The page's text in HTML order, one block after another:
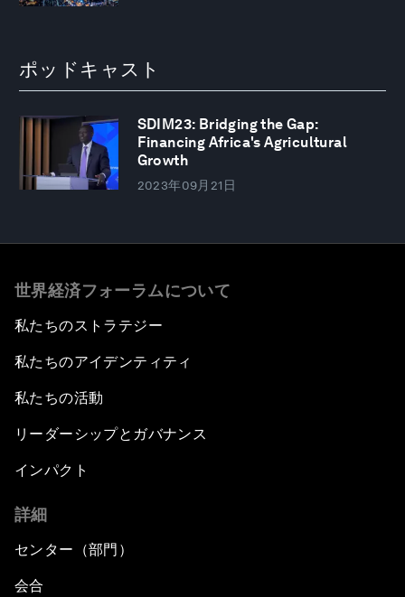
ポッドキャスト
SDIM23: Bridging the Gap:
Financing Africa's Agricultural
Growth
2023年09月21日
世界経済フォーラムについて
私たちのストラテジー
私たちのアイデンティティ
私たちの活動
リーダーシップとガバナンス
インパクト
詳細
センター（部門）
会合